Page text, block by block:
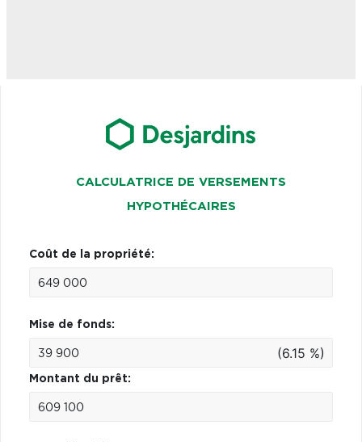
CALCULATRICE DE VERSEMENTS
HYPOTHÉCAIRES
Coût de la propriété:
Mise de fonds:
(6.15 %)
Montant du prêt: